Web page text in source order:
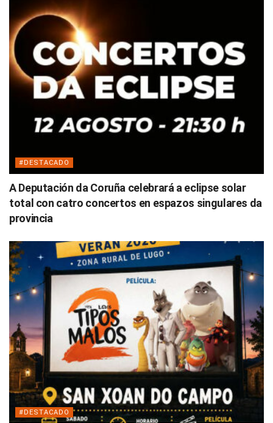
#DESTACADO
A Deputación da Coruña celebrará a eclipse solar
total con catro concertos en espazos singulares da
provincia
#DESTACADO